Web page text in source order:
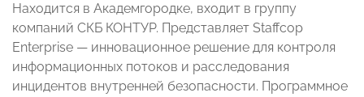
Находится в Академгородке, входит в группу
компаний СКБ КОНТУР. Представляет Staffcop
Enterprise — инновационное решение для контроля
информационных потоков и расследования
инцидентов внутренней безопасности. Программное